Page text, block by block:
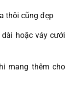
thôi cũng đẹp
hoặc váy cưới
mang thêm cho